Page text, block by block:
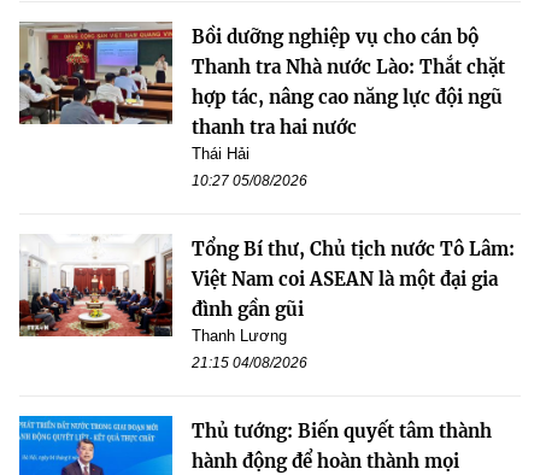
Bồi dưỡng nghiệp vụ cho cán bộ
Thanh tra Nhà nước Lào: Thắt chặt
hợp tác, nâng cao năng lực đội ngũ
thanh tra hai nước
Thái Hải
10:27 05/08/2026
Tổng Bí thư, Chủ tịch nước Tô Lâm:
Việt Nam coi ASEAN là một đại gia
đình gần gũi
Thanh Lương
21:15 04/08/2026
Thủ tướng: Biến quyết tâm thành
hành động để hoàn thành mọi